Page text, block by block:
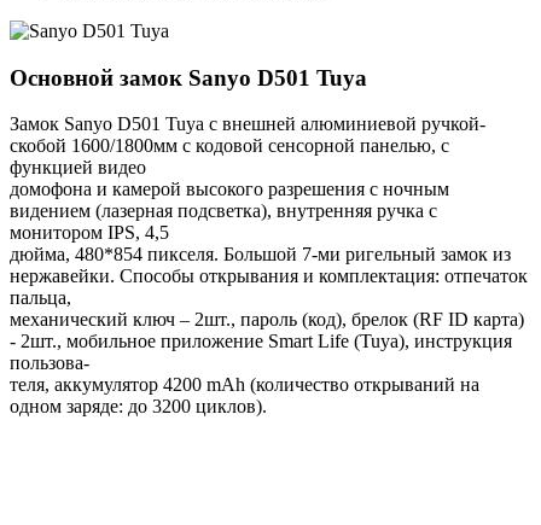
Основной замок Sanyo D501 Tuya
Замок Sanyo D501 Tuya с внешней алюминиевой ручкой-
скобой 1600/1800мм с кодовой сенсорной панелью, с
функцией видео
домофона и камерой высокого разрешения с ночным
видением (лазерная подсветка), внутренняя ручка с
монитором IPS, 4,5
дюйма, 480*854 пикселя. Большой 7-ми ригельный замок из
нержавейки. Способы открывания и комплектация: отпечаток
пальца,
механический ключ – 2шт., пароль (код), брелок (RF ID карта)
- 2шт., мобильное приложение Smart Life (Tuya), инструкция
пользова-
теля, аккумулятор 4200 mAh (количество открываний на
одном заряде: до 3200 циклов).